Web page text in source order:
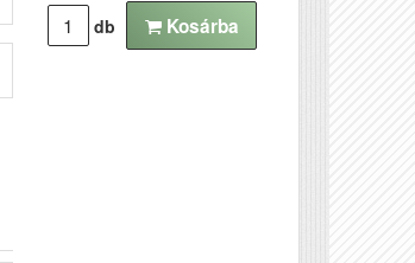
db Kosárba